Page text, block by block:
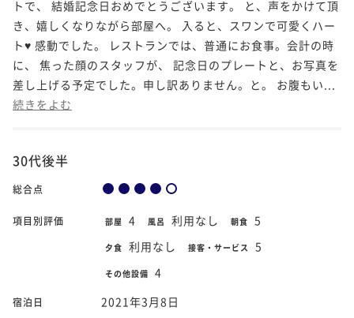
トで、 結婚記念日おめでとうございます。 と、声をかけて頂
き、嬉しくなりながら部屋へ。 入ると、スワンで可愛くハー
ト♥️ 感動でした。 レストランでは、普通にお食事。会計の時
に、 焦った顔のスタッフが、 記念日のプレートと、お写真を
差し上げる予定でした。申し訳ありません。と。 お腹もい...
続きをよむ
30代後半
総合点
項目別評価 部屋 4 風呂 利用なし 朝食 5
夕食 利用なし 接客・サービス 5
その他設備 4
宿泊日 2021年3月8日